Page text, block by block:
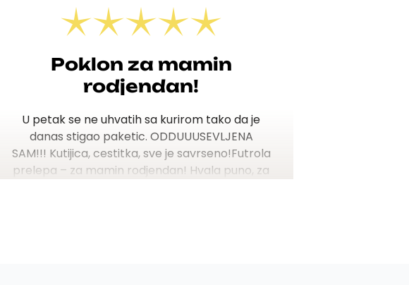
Poklon za mamin
rodjendan!
U petak se ne uhvatih sa kurirom tako da je
danas stigao paketic. ODDUUUSEVLJENA
SAM!!! Kutijica, cestitka, sve je savrseno!Futrola
prelepa – za mamin rodjendan! Hvala puno, za